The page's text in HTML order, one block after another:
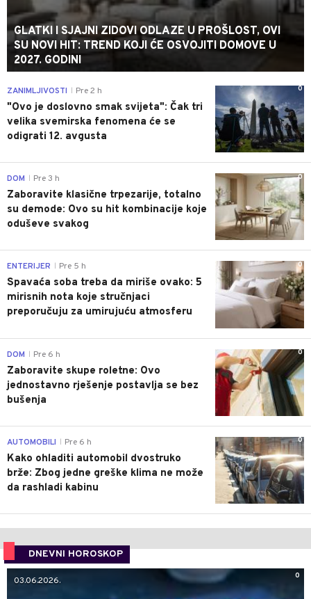
GLATKI I SJAJNI ZIDOVI ODLAZE U PROŠLOST, OVI
SU NOVI HIT: TREND KOJI ĆE OSVOJITI DOMOVE U
2027. GODINI
0
ZANIMLJIVOSTI Pre 2 h
"Ovo je doslovno smak svijeta": Čak tri
velika svemirska fenomena će se
odigrati 12. avgusta
0
DOM Pre 3 h
Zaboravite klasične trpezarije, totalno
su demode: Ovo su hit kombinacije koje
oduševe svakog
0
ENTERIJER Pre 5 h
Spavaća soba treba da miriše ovako: 5
mirisnih nota koje stručnjaci
preporučuju za umirujuću atmosferu
0
DOM Pre 6 h
Zaboravite skupe roletne: Ovo
jednostavno rješenje postavlja se bez
bušenja
0
AUTOMOBILI Pre 6 h
Kako ohladiti automobil dvostruko
brže: Zbog jedne greške klima ne može
da rashladi kabinu
DNEVNI HOROSKOP
0
03.06.2026.